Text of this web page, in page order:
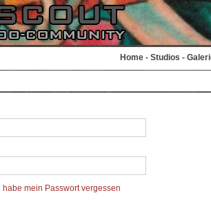
Home - Studios -
habe mein Passwort vergessen